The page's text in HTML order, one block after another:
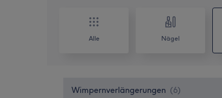
Alle Nägel
Wimpernverlängerungen (6)